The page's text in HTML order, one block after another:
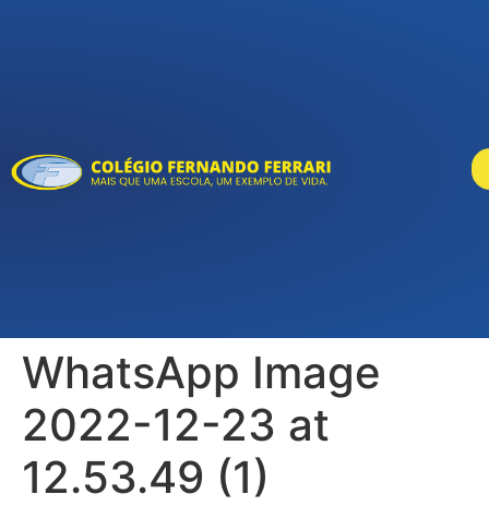
WhatsApp Image
2022-12-23 at
12.53.49 (1)